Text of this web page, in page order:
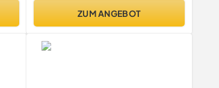
ZUM ANGEBOT